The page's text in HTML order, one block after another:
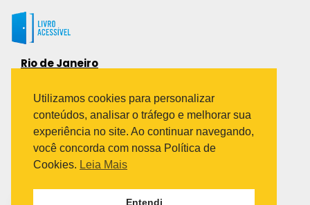
Rio de Janeiro
Bairro Industrial do Jacaré
Rio de Janeiro – RJ – CEP: 20970-031
Telefone:
(21) 3278-8069
(21) 3995-7512
Utilizamos cookies para personalizar
conteúdos, analisar o tráfego e melhorar sua
experiência no site. Ao continuar navegando,
você concorda com nossa Política de
Cookies. Leia Mais
Entendi